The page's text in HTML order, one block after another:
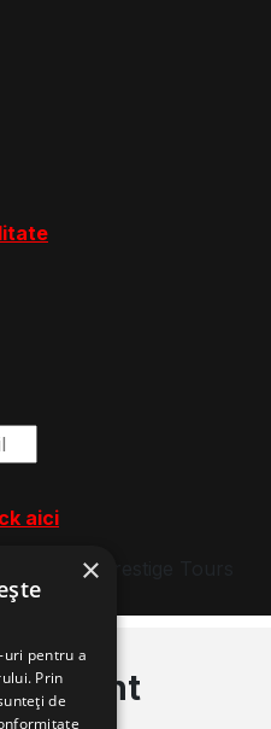
aici
de Prestige Tours
account
×
uri pentru a
Prin
de